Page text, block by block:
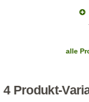
alle
4 Produkt-